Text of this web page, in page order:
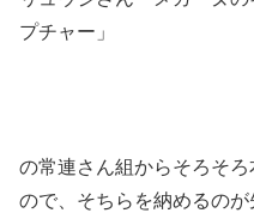
プチャー」
の常連さん組からそろそ
ので、そちらを納めるの